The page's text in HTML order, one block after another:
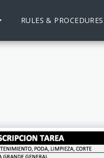
RULES & PROCEDURES